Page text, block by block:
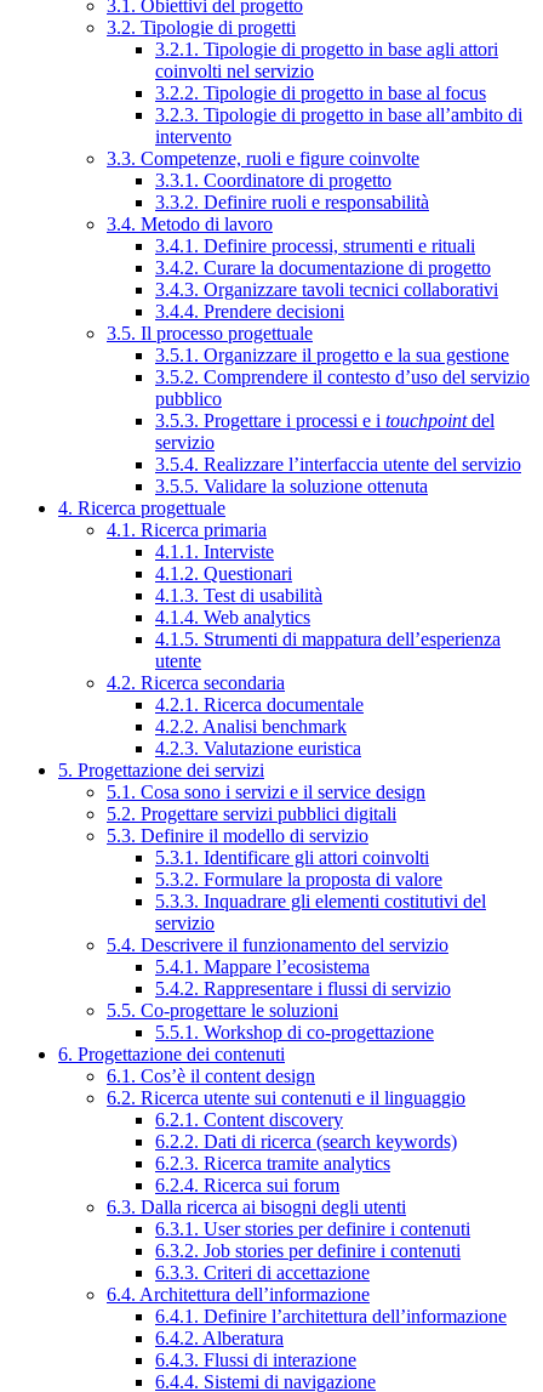
3.1. Obiettivi del progetto
3.2. Tipologie di progetti
3.2.1. Tipologie di progetto in base agli attori
coinvolti nel servizio
3.2.2. Tipologie di progetto in base al focus
3.2.3. Tipologie di progetto in base all’ambito di
intervento
3.3. Competenze, ruoli e figure coinvolte
3.3.1. Coordinatore di progetto
3.3.2. Definire ruoli e responsabilità
3.4. Metodo di lavoro
3.4.1. Definire processi, strumenti e rituali
3.4.2. Curare la documentazione di progetto
3.4.3. Organizzare tavoli tecnici collaborativi
3.4.4. Prendere decisioni
3.5. Il processo progettuale
3.5.1. Organizzare il progetto e la sua gestione
3.5.2. Comprendere il contesto d’uso del servizio
pubblico
3.5.3. Progettare i processi e i touchpointdel
servizio
3.5.4. Realizzare l’interfaccia utente del servizio
3.5.5. Validare la soluzione ottenuta
4. Ricerca progettuale
4.1. Ricerca primaria
4.1.1. Interviste
4.1.2. Questionari
4.1.3. Test di usabilità
4.1.4. Web analytics
4.1.5. Strumenti di mappatura dell’esperienza
utente
4.2. Ricerca secondaria
4.2.1. Ricerca documentale
4.2.2. Analisi benchmark
4.2.3. Valutazione euristica
5. Progettazione dei servizi
5.1. Cosa sono i servizi e il service design
5.2. Progettare servizi pubblici digitali
5.3. Definire il modello di servizio
5.3.1. Identificare gli attori coinvolti
5.3.2. Formulare la proposta di valore
5.3.3. Inquadrare gli elementi costitutivi del
servizio
5.4. Descrivere il funzionamento del servizio
5.4.1. Mappare l’ecosistema
5.4.2. Rappresentare i flussi di servizio
5.5. Co-progettare le soluzioni
5.5.1. Workshop di co-progettazione
6. Progettazione dei contenuti
6.1. Cos’è il content design
6.2. Ricerca utente sui contenuti e il linguaggio
6.2.1. Content discovery
6.2.2. Dati di ricerca (search keywords)
6.2.3. Ricerca tramite analytics
6.2.4. Ricerca sui forum
6.3. Dalla ricerca ai bisogni degli utenti
6.3.1. User stories per definire i contenuti
6.3.2. Job stories per definire i contenuti
6.3.3. Criteri di accettazione
6.4. Architettura dell’informazione
6.4.1. Definire l’architettura dell’informazione
6.4.2. Alberatura
6.4.3. Flussi di interazione
6.4.4. Sistemi di navigazione